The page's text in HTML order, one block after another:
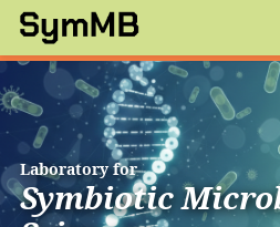
Laboratory for
Symbiotic